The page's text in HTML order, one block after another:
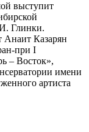
выступит
Глинки.
Анаит Казарян
при I
– Восток»,
имени
артиста